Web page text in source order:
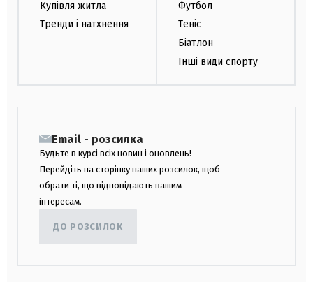
Купівля житла
Тренди і натхнення
Футбол
Теніс
Біатлон
Інші види спорту
Email - розсилка
Будьте в курсі всіх новин і оновлень!
Перейдіть на сторінку наших розсилок, щоб
обрати ті, що відповідають вашим
інтересам.
ДО РОЗСИЛОК